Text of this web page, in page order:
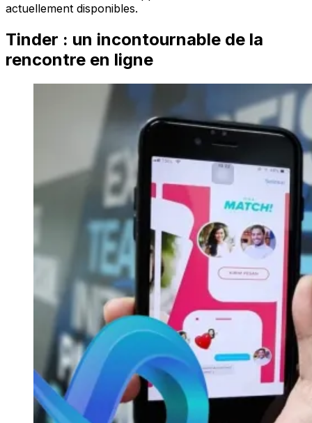
actuellement disponibles.
Tinder : un incontournable de la
rencontre en ligne